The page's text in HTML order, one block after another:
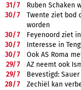
31/7
Ruben Schaken
30/7
Twente ziet bod
worden
30/7
Feyenoord ziet
30/7
Interesse in
30/7
Ook AS Roma
29/7
AZ neemt ook
29/7
Bevestigd:
28/7
Zechiël kan